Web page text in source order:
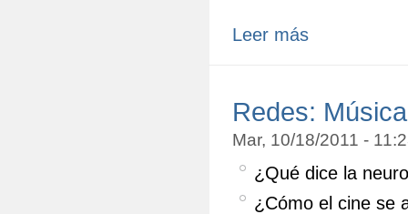
Leer más
Redes:
Mar, 10/18/2011 -
¿Qué dice la
¿Cómo el cine se